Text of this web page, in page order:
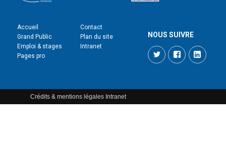
Accueil
Grand Public
Emploi & stages
Pages pro
Contact
Plan du site
Intranet
NOUS SUIVRE
TwitterFacebook
Crédits & mentions légales Intranet